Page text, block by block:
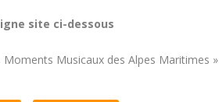
site ci-dessous
Musicaux des Alpes Maritimes »